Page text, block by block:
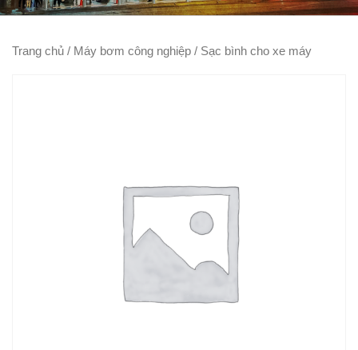
Trang chủ / Máy bơm công nghiệp / Sạc bình cho xe máy